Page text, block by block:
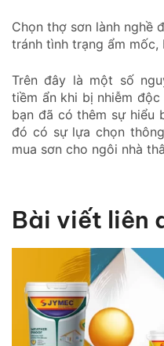
Chọn thợ sơn lành nghề
tránh tình trạng ẩm mốc,
Trên đây là một số
tiềm ẩn khi bị nhiễm độc
bạn đã có thêm sự hiểu
đó có sự lựa chọn
mua sơn cho ngôi nhà
Bài viết liên